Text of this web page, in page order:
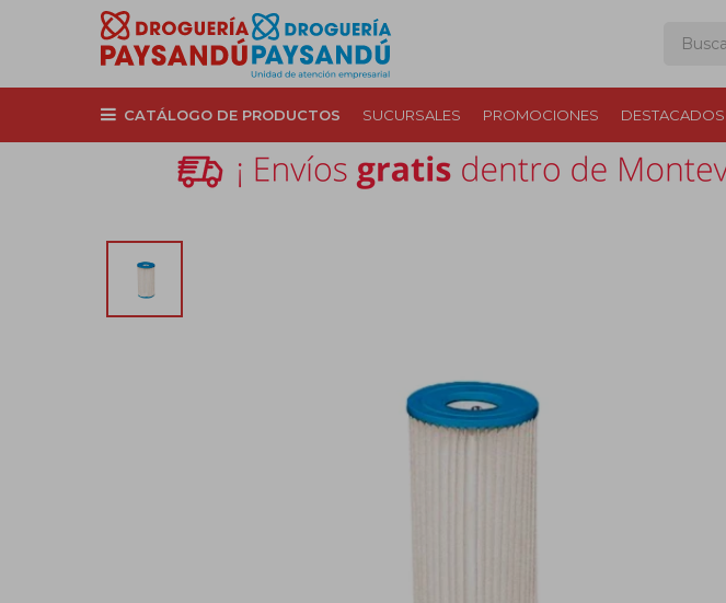
CATÁLOGO DE PRODUCTOS SUCURSALES PROMOCIONES DESTACADOS